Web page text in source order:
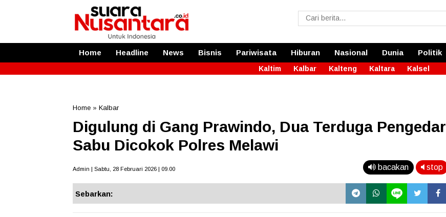
Home Headline News Bisnis Pariwisata Hiburan Nasional Dunia Politik
Kaltim Kalbar Kalteng Kaltara Kalsel
Home » Kalbar
Digulung di Gang Prawindo, Dua Terduga Pengedar
Sabu Dicokok Polres Melawi
Admin | Sabtu, 28 Februari 2026 | 09.00 bacakan stop
Sebarkan: